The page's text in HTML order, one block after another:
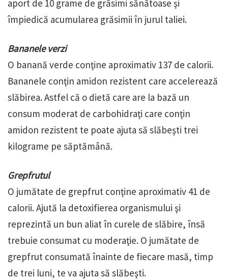
aport de 10 grame de grăsimi sănătoase şi
împiedică acumularea grăsimii în jurul taliei.
Bananele verzi
O banană verde conţine aproximativ 137 de calorii.
Bananele conţin amidon rezistent care accelerează
slăbirea. Astfel că o dietă care are la bază un
consum moderat de carbohidraţi care conţin
amidon rezistent te poate ajuta să slăbeşti trei
kilograme pe săptămână.
Grepfrutul
O jumătate de grepfrut conţine aproximativ 41 de
calorii. Ajută la detoxifierea organismului şi
reprezintă un bun aliat în curele de slăbire, însă
trebuie consumat cu moderaţie. O jumătate de
grepfrut consumată înainte de fiecare masă, timp
de trei luni, te va ajuta să slăbeşti.